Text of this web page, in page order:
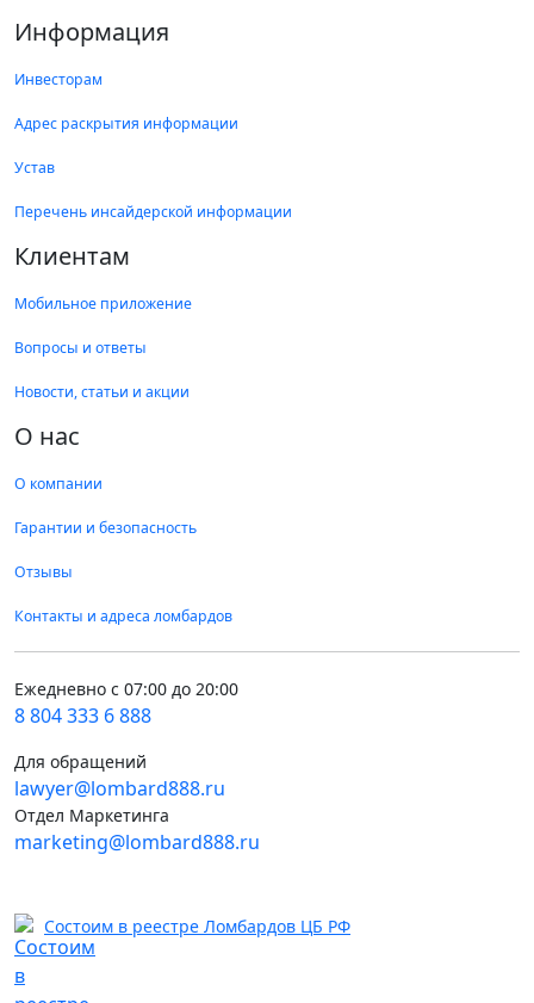
Информация
Инвесторам
Адрес раскрытия информации
Устав
Перечень инсайдерской информации
Клиентам
Мобильное приложение
Вопросы и ответы
Новости, статьи и акции
О нас
О компании
Гарантии и безопасность
Отзывы
Контакты и адреса ломбардов
Ежедневно с 07:00 до 20:00
8 804 333 6 888
Для обращений
lawyer@lombard888.ru
Отдел Маркетинга
marketing@lombard888.ru
Состоим в реестре Ломбардов ЦБ РФ